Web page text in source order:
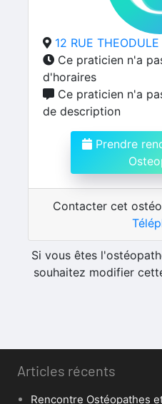
12 RUE
Ce praticien n'a
d'horaires
Ce praticien n'a
de description
Prendre
Contacter cet
Si vous êtes
souhaitez modifier
Articles récents
Rencontre Ostéopathes